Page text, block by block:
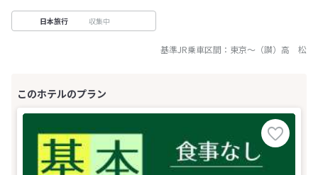
日本旅行 収集中
基準JR乗車区間： 東京～ （讃）高 松